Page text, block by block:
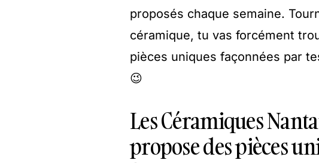
proposés chaque semaine.
céramique, tu vas forcément
pièces uniques façonnées par
😉
Les Céramiques
propose des pièces